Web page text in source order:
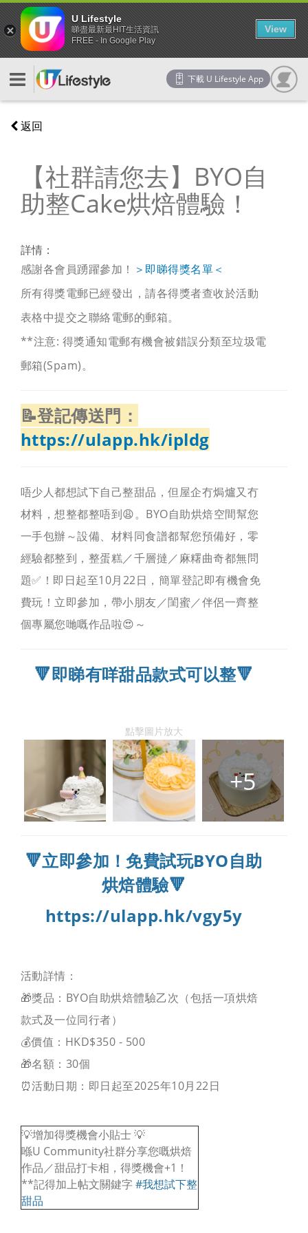
下載 U Lifestyle App
返回
【社群請您去】BYO自
助整Cake烘焙體驗！
詳情：
感謝各會員踴躍參加！ ＞即睇得獎名單＜
所有得獎電郵已經發出，請各得獎者查收於活動
表格中提交之聯絡電郵的郵箱。
**注意: 得獎通知電郵有機會被錯誤分類至垃圾電
郵箱(Spam)。
📝登記傳送門：
https://ulapp.hk/ipldg
唔少人都想試下自己整甜品，但屋企冇焗爐又冇
材料，想整都整唔到😩。BYO自助烘焙空間幫您
一手包辦～設備、材料同食譜都幫您預備好，零
經驗都整到，整蛋糕／千層撻／麻糬曲奇都無問
題✅！即日起至10月22日，簡單登記即有機會免
費玩！立即參加，帶小朋友／閨蜜／伴侶一齊整
個專屬您哋嘅作品啦😍～
🔻即睇有咩甜品款式可以整🔻
點擊圖片放大
+5
🔻立即參加！免費試玩BYO自助
烘焙體驗🔻
https://ulapp.hk/vgy5y
活動詳情：
🎁獎品：BYO自助烘焙體驗乙次（包括一項烘焙
款式及一位同行者）
💰價值：HKD$350 - 500
🎁名額：30個
⏰活動日期：即日起至2025年10月22日
💡增加得獎機會小貼士 💡
喺U Community社群分享您嘅烘焙
作品／甜品打卡相，得獎機會+1！
**記得加上帖文關鍵字#我想試下整
甜品
U Lifestyle
睇盡最新最HIT生活資訊
FREE - In Google Play
View